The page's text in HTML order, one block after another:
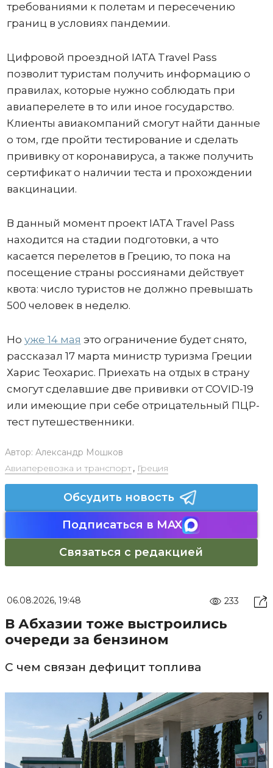
требованиями к полетам и пересечению
границ в условиях пандемии.
Цифровой проездной IATA Travel Pass
позволит туристам получить информацию о
правилах, которые нужно соблюдать при
авиаперелете в то или иное государство.
Клиенты авиакомпаний смогут найти данные
о том, где пройти тестирование и сделать
прививку от коронавируса, а также получить
сертификат о наличии теста и прохождении
вакцинации.
В данный момент проект IATA Travel Pass
находится на стадии подготовки, а что
касается перелетов в Грецию, то пока на
посещение страны россиянами действует
квота: число туристов не должно превышать
500 человек в неделю.
Но уже 14 мая это ограничение будет снято,
рассказал 17 марта министр туризма Греции
Харис Теохарис. Приехать на отдых в страну
смогут сделавшие две прививки от COVID-19
или имеющие при себе отрицательный ПЦР-
тест путешественники.
Автор: Александр Мошков
Авиаперевозка и транспорт, Греция
Обсудить новость
Подписаться в MAX
Связаться с редакцией
06.08.2026, 19:48 233
В Абхазии тоже выстроились
очереди за бензином
С чем связан дефицит топлива